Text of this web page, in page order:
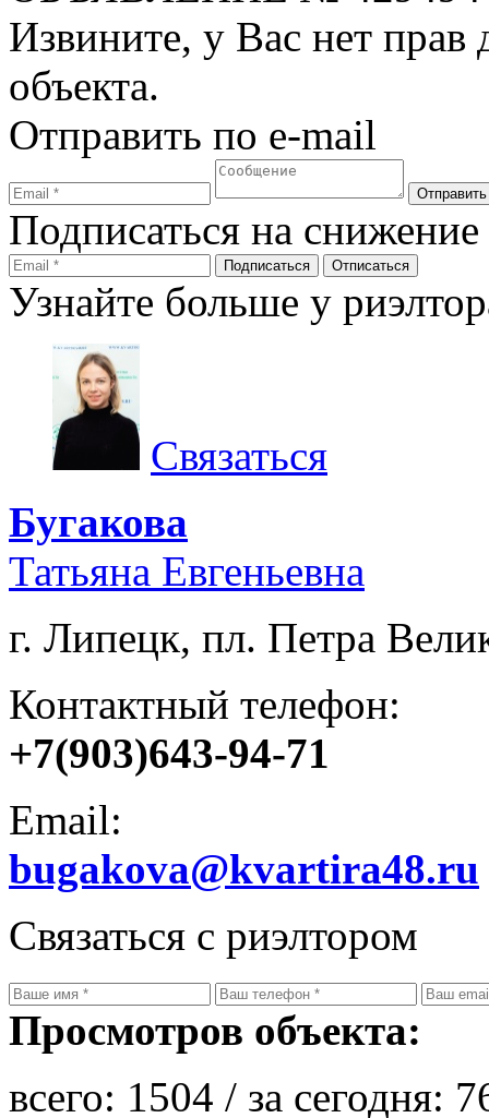
Извините, у Вас нет прав
объекта.
Отправить по e-mail
Подписаться на
Узнайте больше у
Связаться
Бугакова
Татьяна Евгеньевна
г. Липецк, пл. Петра
Контактный телефон:
+7(903)643-94-71
Email:
bugakova@kvartira48.ru
Связаться с риэлтором
Просмотров объекта:
всего: 1504 / за сегодня: